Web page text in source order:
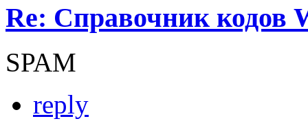
Re: Справочник кодов
SPAM
reply